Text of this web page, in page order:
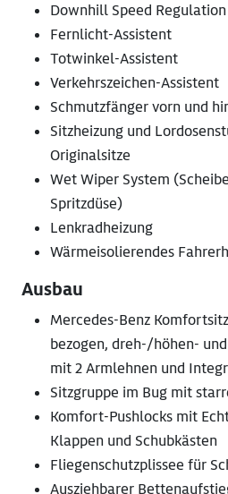
Downhill Speed
Fernlicht-Assistent
Totwinkel-Assistent
Verkehrszeichen-Assistent
Schmutzfänger vorn und
Sitzheizung und
Originalsitze
Wet Wiper System
Spritzdüse)
Lenkradheizung
Wärmeisolierendes
Ausbau
Mercedes-Benz
bezogen, dreh-/höhen-
mit 2 Armlehnen und
Sitzgruppe im Bug mit
Komfort-Pushlocks mit
Klappen und Schubkästen
Fliegenschutzplissee für
Ausziehbarer